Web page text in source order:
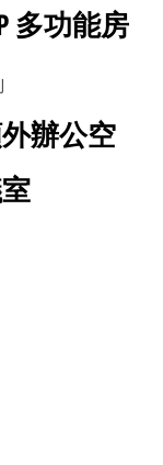
多功能房
辦公空